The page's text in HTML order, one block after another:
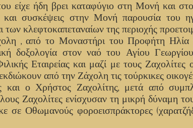
είχε ήδη βρει καταφύγιο στη Μονή και
και συσκέψεις στην Μονή παρουσία του
κλεφτοκαπεταναίων της περιοχής
, από το Μοναστήρι του Προφήτη
δοξολογία στον ναό του Αγίου
Εταιρείας και μαζί με τους Ζαχολίτες
από την Ζάχολη τις τούρκικες
ο Χρήστος Ζαχολίτης, μετά από
Ζαχολίτες ενίσχυσαν τη μικρή δύναμη
σε Οθωμανούς φοροεισπράκτορες